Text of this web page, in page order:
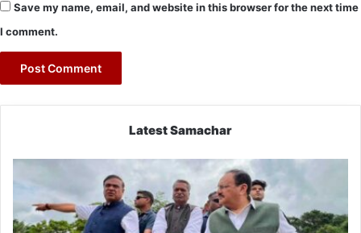
Save my name, email, and website in this browser for the next time
I comment.
Latest Samachar